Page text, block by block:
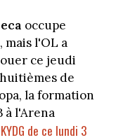
occupe
l'OL a
ce jeudi
de
la formation
à l'Arena
de ce lundi 3